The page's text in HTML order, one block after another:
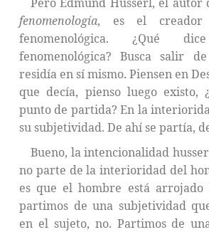
fenomenología, es el creador
fenomenológica. ¿Qué
fenomenológica? Busca salir
residía en sí mismo. Piensen en
que decía, pienso luego existo,
punto de partida? En la
su subjetividad. De ahí se partía,
Bueno, la intencionalidad
no parte de la interioridad del
es que el hombre está arrojado
partimos de una subjetividad
en el sujeto, no. Partimos de